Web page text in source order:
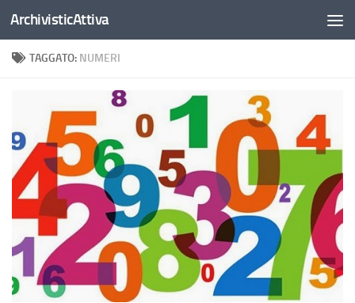
Salta al contenuto
ArchivisticAttiva
TAGGATO: NUMERI